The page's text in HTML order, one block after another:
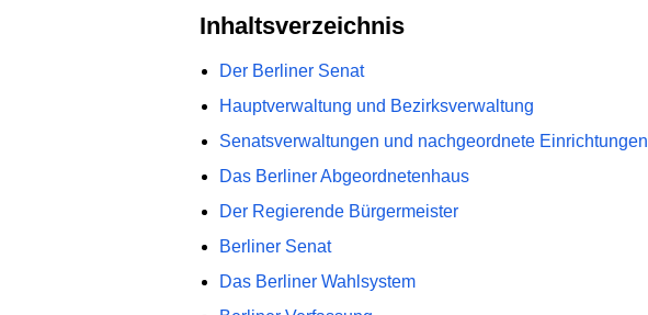
Inhaltsverzeichnis
Der Berliner Senat
Hauptverwaltung und Bezirksverwaltung
Senatsverwaltungen und nachgeordnete Einrichtungen
Das Berliner Abgeordnetenhaus
Der Regierende Bürgermeister
Berliner Senat
Das Berliner Wahlsystem